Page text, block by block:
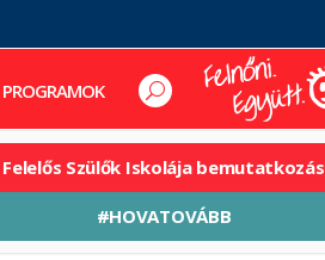
PROGRAMOK
Felelős Szülők Iskolája bemutatkozás
#HOVATOVÁBB